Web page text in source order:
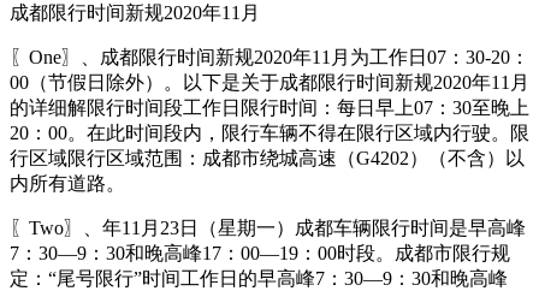
成都限行时间新规2020年11月
〖One〗、成都限行时间新规2020年11月为工作日07：30-20：
00（节假日除外）。以下是关于成都限行时间新规2020年11月
的详细解限行时间段工作日限行时间：每日早上07：30至晚上
20：00。在此时间段内，限行车辆不得在限行区域内行驶。限
行区域限行区域范围：成都市绕城高速（G4202）（不含）以
内所有道路。
〖Two〗、年11月23日（星期一）成都车辆限行时间是早高峰
7：30—9：30和晚高峰17：00—19：00时段。成都市限行规
定：“尾号限行”时间工作日的早高峰7：30—9：30和晚高峰